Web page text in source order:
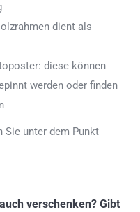
dient als
diese können
werden oder finden
Sie unter dem Punkt
verschenken? Gibt